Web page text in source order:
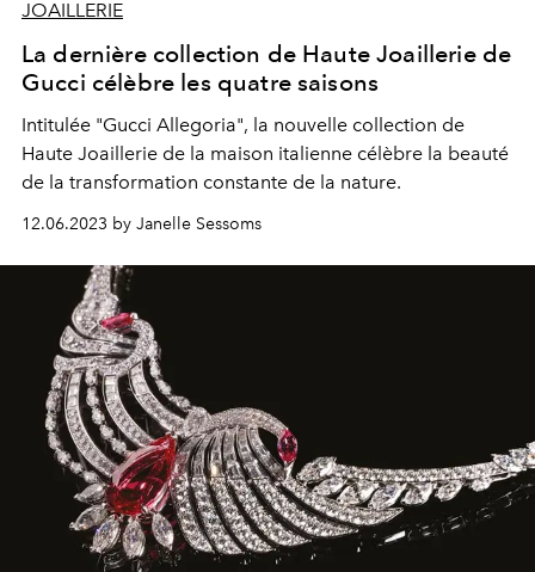
JOAILLERIE
La dernière collection de Haute Joaillerie de
Gucci célèbre les quatre saisons
Intitulée "Gucci Allegoria", la nouvelle collection de
Haute Joaillerie de la maison italienne célèbre la beauté
de la transformation constante de la nature.
12.06.2023 by Janelle Sessoms